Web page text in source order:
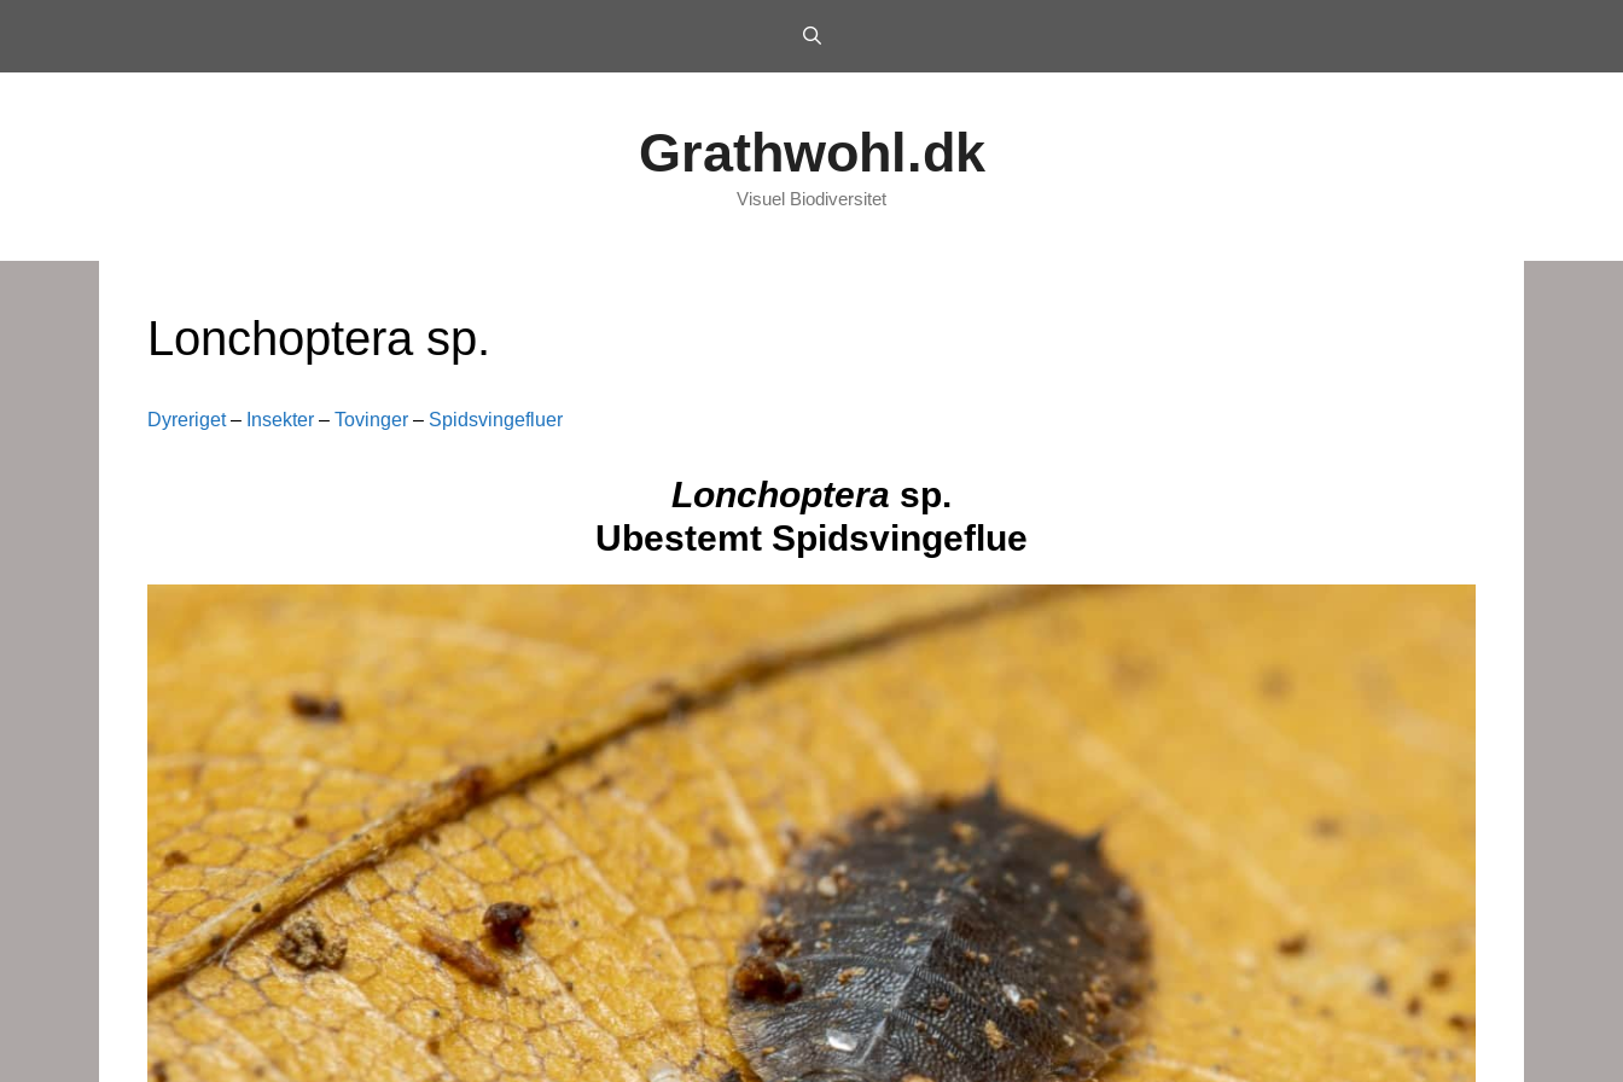
content
Grathwohl.dk
Visuel Biodiversitet
Lonchoptera sp.
Dyreriget– Insekter – Tovinger – Spidsvingefluer
Lonchoptera sp.
Ubestemt Spidsvingeflue